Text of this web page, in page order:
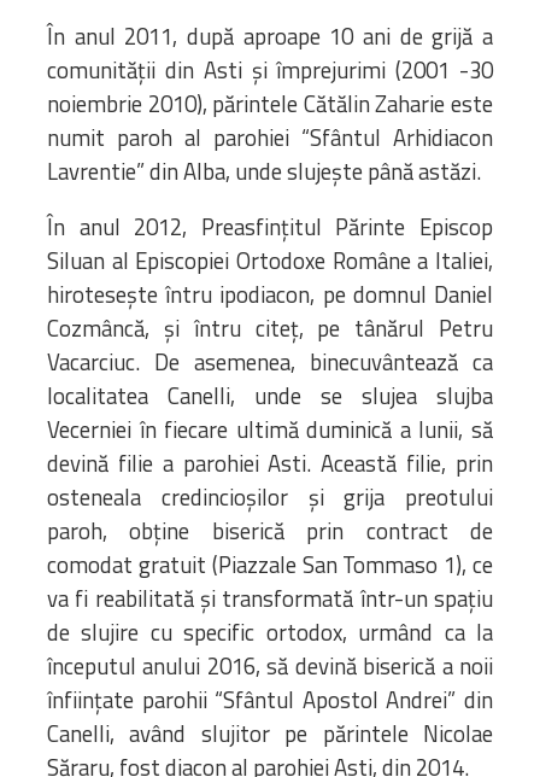
În anul 2011, după aproape 10 ani de grijă a
comunității din Asti și împrejurimi (2001 -30
noiembrie 2010), părintele Cătălin Zaharie este
numit paroh al parohiei “Sfântul Arhidiacon
Lavrentie” din Alba, unde slujește până astăzi.
În anul 2012, Preasfințitul Părinte Episcop
Siluan al Episcopiei Ortodoxe Române a Italiei,
hirotesește întru ipodiacon, pe domnul Daniel
Cozmâncă, și întru citeț, pe tânărul Petru
Vacarciuc. De asemenea, binecuvântează ca
localitatea Canelli, unde se slujea slujba
Vecerniei în fiecare ultimă duminică a lunii, să
devină filie a parohiei Asti. Această filie, prin
osteneala credincioșilor și grija preotului
paroh, obține biserică prin contract de
comodat gratuit (Piazzale San Tommaso 1), ce
va fi reabilitată și transformată într-un spațiu
de slujire cu specific ortodox, urmând ca la
începutul anului 2016, să devină biserică a noii
înființate parohii “Sfântul Apostol Andrei” din
Canelli, având slujitor pe părintele Nicolae
Săraru, fost diacon al parohiei Asti, din 2014.